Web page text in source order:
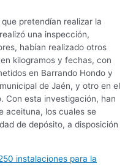
pretendían realizar la
una inspección,
habían realizado otros
kilogramos y fechas, con
en Barrando Hondo y
de Jaén, y otro en el
Con esta investigación, han
aceituna, los cuales se
de depósito, a disposición
instalaciones para la